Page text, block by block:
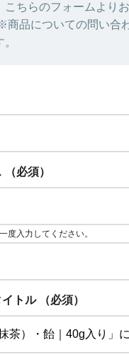
こちらのフォームより
商品についての問い合
（必須）
度入力してください。
トル （必須）